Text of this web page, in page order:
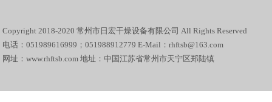
Copyright 2018-2020 常州市日宏干燥设备有限公司 All Rights Reserved
电话：051989616999；051988912779 E-Mail：rhftsb@163.com
网址：www.rhftsb.com 地址：中国江苏省常州市天宁区郑陆镇